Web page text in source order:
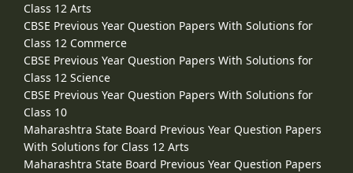
Class 12 Arts
CBSE Previous Year Question Papers With Solutions for
Class 12 Commerce
CBSE Previous Year Question Papers With Solutions for
Class 12 Science
CBSE Previous Year Question Papers With Solutions for
Class 10
Maharashtra State Board Previous Year Question Papers
With Solutions for Class 12 Arts
Maharashtra State Board Previous Year Question Papers